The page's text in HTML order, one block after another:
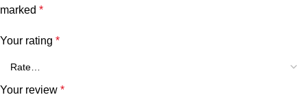
marked *
Your rating *
Your review *